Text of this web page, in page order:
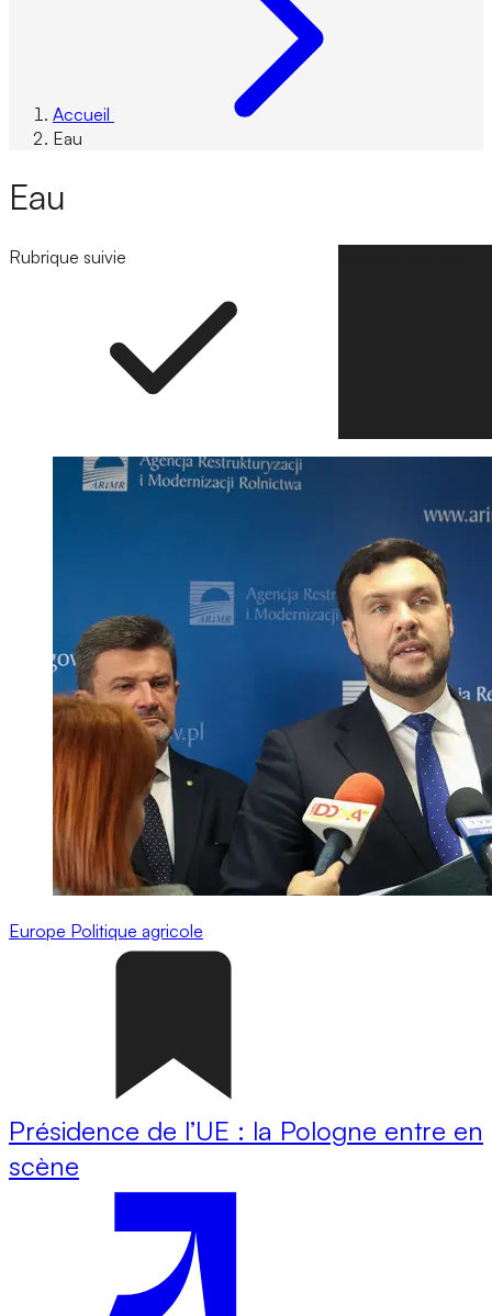
Accueil
Eau
Eau
Rubrique suivie
Europe Politique agricole
Présidence de l’UE : la Pologne entre en
scène